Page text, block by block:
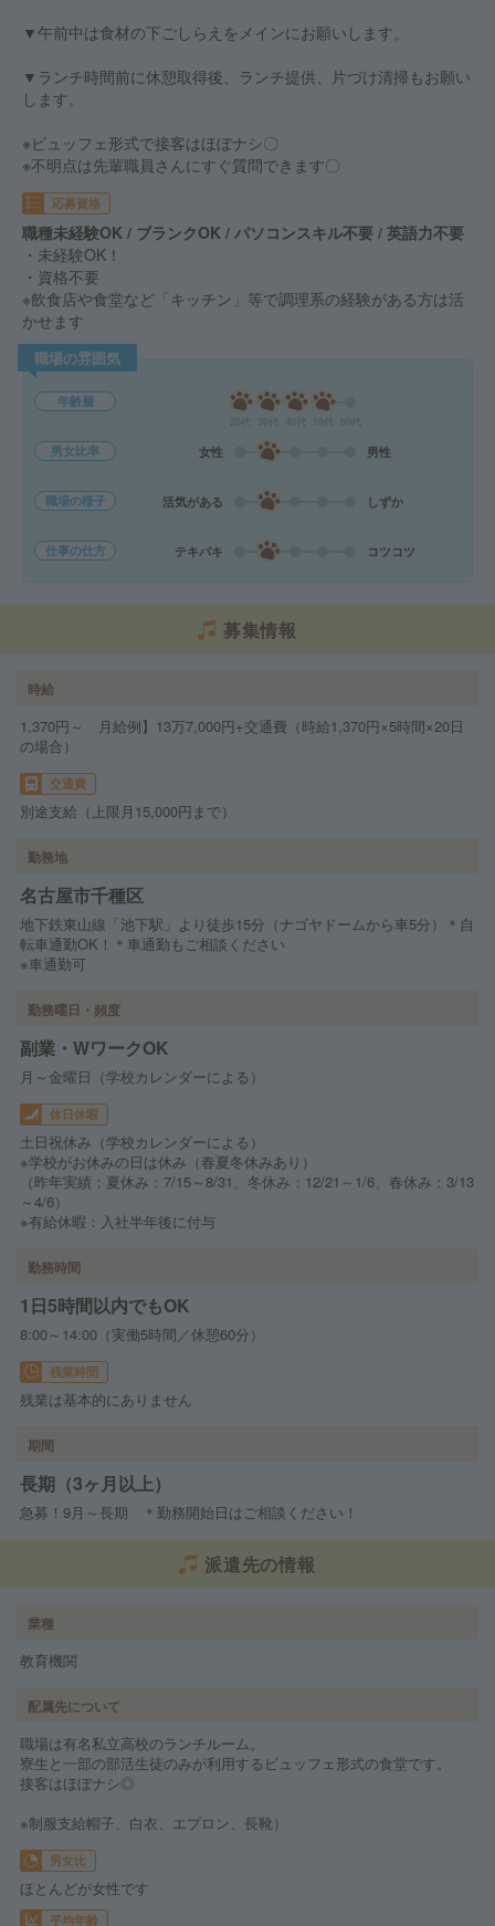
▼午前中は食材の下ごしらえをメインにお願いします。
▼ランチ時間前に休憩取得後、ランチ提供、片づけ清掃もお願い
します。
※ビュッフェ形式で接客はほぼナシ〇
※不明点は先輩職員さんにすぐ質問できます〇
応募資格
職種未経験OK / ブランクOK / パソコンスキル不要 / 英語力不要
・未経験OK！
・資格不要
※飲食店や食堂など「キッチン」等で調理系の経験がある方は活
かせます
職場の雰囲気
年齢層
男女比率 女性 男性
職場の様子 活気がある しずか
仕事の仕方 テキパキ コツコツ
募集情報
時給
1,370円～ 月給例】13万7,000円+交通費（時給1,370円×5時間×20日
の場合）
交通費
別途支給（上限月15,000円まで）
勤務地
名古屋市千種区
地下鉄東山線「池下駅」より徒歩15分（ナゴヤドームから車5分）＊自
転車通勤OK！＊車通勤もご相談ください
※車通勤可
勤務曜日・頻度
副業・WワークOK
月～金曜日（学校カレンダーによる）
休日休暇
土日祝休み（学校カレンダーによる）
※学校がお休みの日は休み（春夏冬休みあり）
（昨年実績；夏休み：7/15～8/31、冬休み：12/21～1/6、春休み：3/13
～4/6）
※有給休暇：入社半年後に付与
勤務時間
1日5時間以内でもOK
8:00～14:00（実働5時間／休憩60分）
残業時間
残業は基本的にありません
期間
長期（3ヶ月以上）
急募！9月～長期 ＊勤務開始日はご相談ください！
派遣先の情報
業種
教育機関
配属先について
職場は有名私立高校のランチルーム。
寮生と一部の部活生徒のみが利用するビュッフェ形式の食堂です。
接客はほぼナシ◎
※制服支給帽子、白衣、エプロン、長靴）
男女比
ほとんどが女性です
平均年齢